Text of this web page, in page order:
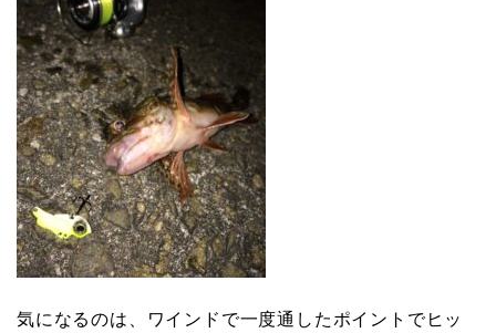
気になるのは、ワインドで一度通したポイントでヒッ